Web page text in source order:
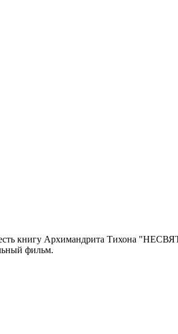
книгу Архимандрита Тихона
фильм.